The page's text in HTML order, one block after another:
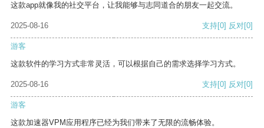
这款app就像我的社交平台，让我能够与志同道合的朋友一起交流。
2025-08-16 支持[0] 反对[0]
游客
这款软件的学习方式非常灵活，可以根据自己的需求选择学习方式。
2025-08-16 支持[0] 反对[0]
游客
这款加速器VPM应用程序已经为我们带来了无限的流畅体验。